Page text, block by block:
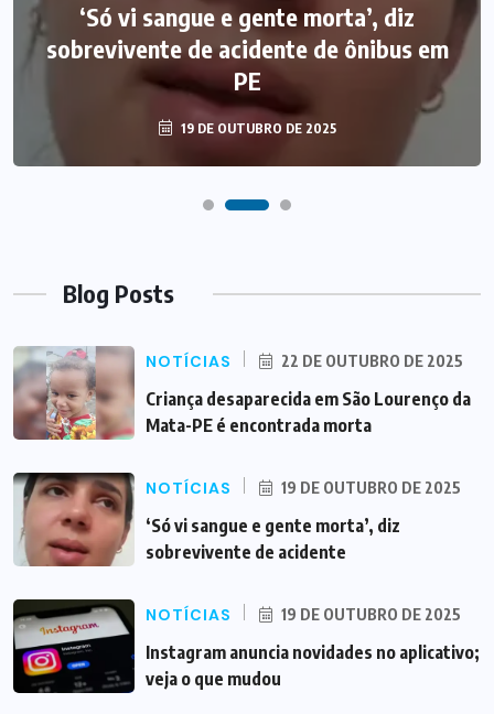
‘Só vi sangue e gente morta’, diz
sobrevivente de acidente de ônibus em
PE
19 DE OUTUBRO DE 2025
Blog Posts
NOTÍCIAS 22 DE OUTUBRO DE 2025
Criança desaparecida em São Lourenço da
Mata-PE é encontrada morta
NOTÍCIAS 19 DE OUTUBRO DE 2025
‘Só vi sangue e gente morta’, diz
sobrevivente de acidente
NOTÍCIAS 19 DE OUTUBRO DE 2025
Instagram anuncia novidades no aplicativo;
veja o que mudou